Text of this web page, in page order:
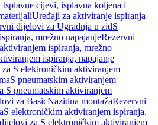
cijevi, isplavna koljena i
Uređaji za aktiviranje ispiranja
dijelovi za Ugradnja u zidS
mrežno napajanjeRezervni
ispiranja, mrežno
ispiranja, napajanje
S elektroničkim aktiviranjem
S pneumatskim aktiviranjem
S pneumatskim aktiviranjem
za BasicNazidna montažaRezervni
S elektroničkim aktiviranjem ispiranja,
za S elektroničkim aktiviranjem